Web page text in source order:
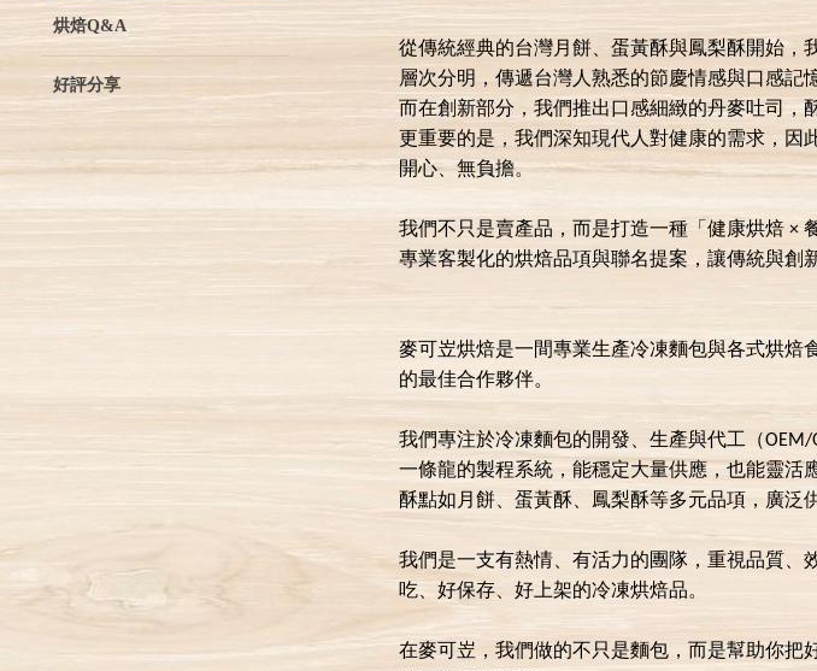
烘焙Q&A
好評分享
從傳統經典的台灣月餅、蛋黃酥與鳳梨酥開始，
層次分明，傳遞台灣人熟悉的節慶情感與口感記憶
而在創新部分，我們推出口感細緻的丹麥吐司，
更重要的是，我們深知現代人對健康的需求，
開心、無負擔。
我們不只是賣產品，而是打造一種「健康烘焙 ×
專業客製化的烘焙品項與聯名提案，讓傳統與創
麥可岦烘焙是一間專業生產冷凍麵包與各式烘焙
的最佳合作夥伴。
我們專注於冷凍麵包的開發、生產與代工（
一條龍的製程系統，能穩定大量供應，也能靈活
酥點如月餅、蛋黃酥、鳳梨酥等多元品項，廣泛
我們是一支有熱情、有活力的團隊，重視品質、
吃、好保存、好上架的冷凍烘焙品。
在麥可岦，我們做的不只是麵包，而是幫助你把